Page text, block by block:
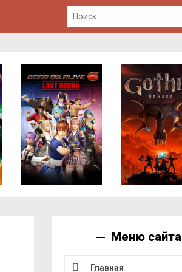
Меню сайта
Главная